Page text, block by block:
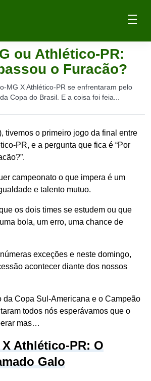
ou Athlético-PR:
o Furacão?
MG X Athlético-PR se enfrentaram pelo
Copa do Brasil. E a coisa foi feia...
tivemos o primeiro jogo da final entre
PR, e a pergunta que fica é “Por
campeonato o que impera é um
e talento mutuo.
os dois times se estudem ou que
bola, um erro, uma chance de
exceções e neste domingo,
acontecer diante dos nossos
da Copa Sul-Americana e o Campeão
todos nós esperávamos que o
mas…
Athlético-PR: O
Galo